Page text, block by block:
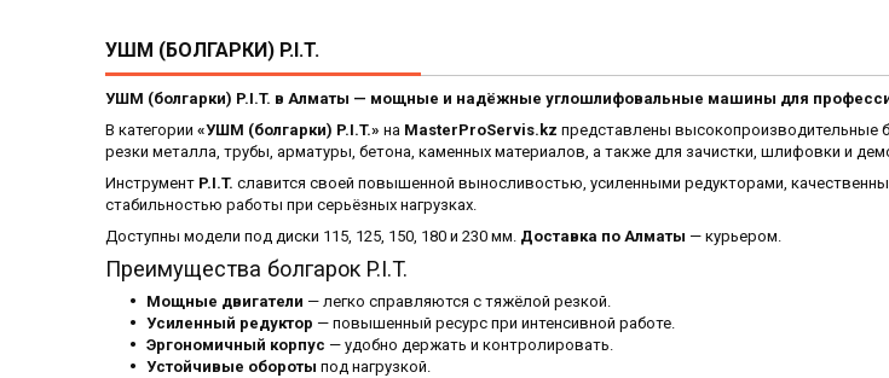
УШМ (БОЛГАРКИ) P.I.T.
УШМ (болгарки) P.I.T. в Алматы — мощные и надёжные углошлифовальные машины для
В категории «УШМ (болгарки) P.I.T.» на MasterProServis.kz представлены высокопроизводительные
резки металла, трубы, арматуры, бетона, каменных материалов, а также для зачистки, шлифовки и
Инструмент P.I.T. славится своей повышенной выносливостью, усиленными редукторами,
стабильностью работы при серьёзных нагрузках.
Доступны модели под диски 115, 125, 150, 180 и 230 мм. Доставка по Алматы — курьером.
Преимущества болгарок P.I.T.
Мощные двигатели — легко справляются с тяжёлой резкой.
Усиленный редуктор — повышенный ресурс при интенсивной работе.
Эргономичный корпус — удобно держать и контролировать.
Устойчивые обороты под нагрузкой.